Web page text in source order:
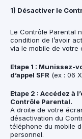
1) Désactiver le
Le Contrôle Parental
condition de l’avoir
via le mobile de votre
Etape 1 : Munissez-
d’appel SFR (ex : 06
Etape 2 : Accédez à
Contrôle Parental.
A droite de votre
désactivation du
téléphone du mobile
personnel.